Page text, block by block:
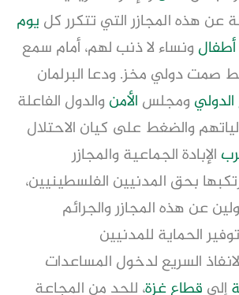
عن هذه المجازر التي تتكرر كل يوم
أطفال ونساء لا ذنب لهم، أمام سمع
صمت دولي مخز. ودعا البرلمان
ومجلس الأمن والدول الفاعلة
والضغط على كيان الاحتلال
الإبادة الجماعية والمجازر
بحق المدنيين الفلسطينيين،
عن هذه المجازر والجرائم
الحماية للمدنيين
السريع لدخول المساعدات
إلى قطاع غزة، للحد من المجاعة